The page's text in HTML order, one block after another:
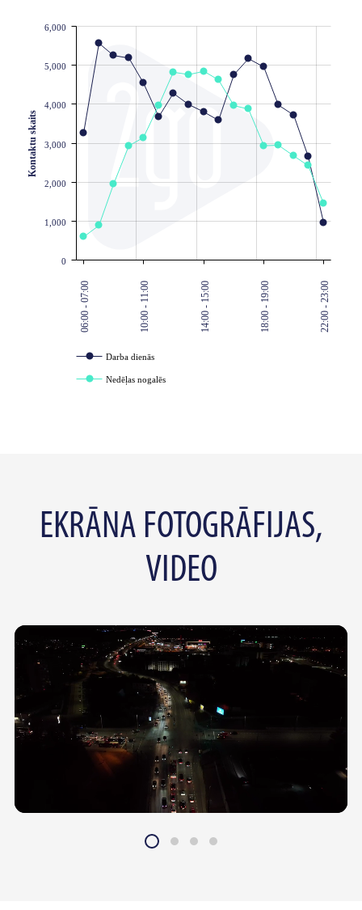
06:00 - 07:00 10:00 - 11:00 14:00 - 15:00 18:00 - 19:00 22:00 - 23:00
0
1,000
2,000
3,000
4,000
5,000
6,000
Kontaktu skaits
JS chart by amCharts
Darba dienās
Nedēļas nogalēs
EKRĀNA FOTOGRĀFIJAS,
VIDEO